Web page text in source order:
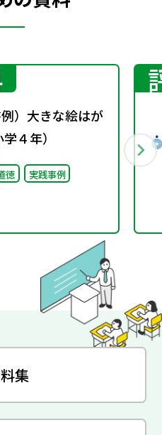
例）大きな絵はが
４年）
徳 実践事例
集